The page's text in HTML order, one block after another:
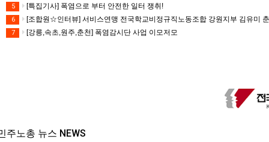
5 [특집기사] 폭염으로 부터 안전한 일터 쟁취!
6 [조합원☆인터뷰] 서비스연맹 전국학교비정규직노동조합 강원지부 김유미
7 [강릉,속초,원주,춘천] 폭염감시단 사업 이모저모
주노총 뉴스 NEWS